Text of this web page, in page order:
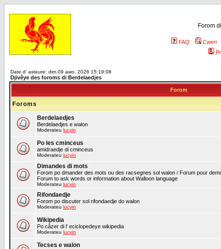
Forom
FAQ
Cweri
Date d' asteure: dim 09 awo, 2026 15:19:08
Djivêye des foroms di Berdelaedjes
Forom
Foroms
Berdelaedjes
Berdelaedjes e walon
Moderateu lucyin
Po les cminceus
amidraedje di cminceus
Moderateu lucyin
Dimandes di mots
Forom po dmander des mots ou des racsegnes sol walon / Forum pour
Forum to ask words or information about Walloon language
Moderateu lucyin
Rifondaedje
Forom po discuter sol rifondaedje do walon
Moderateu lucyin
Wikipedia
Po cåzer di l' eciclopedeye wikipedia
Moderateu lucyin
Tecses e walon